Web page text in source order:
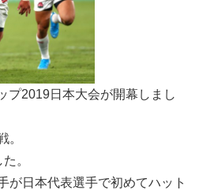
プ2019日本大会が開幕しまし
。
。
が日本代表選手で初めてハット